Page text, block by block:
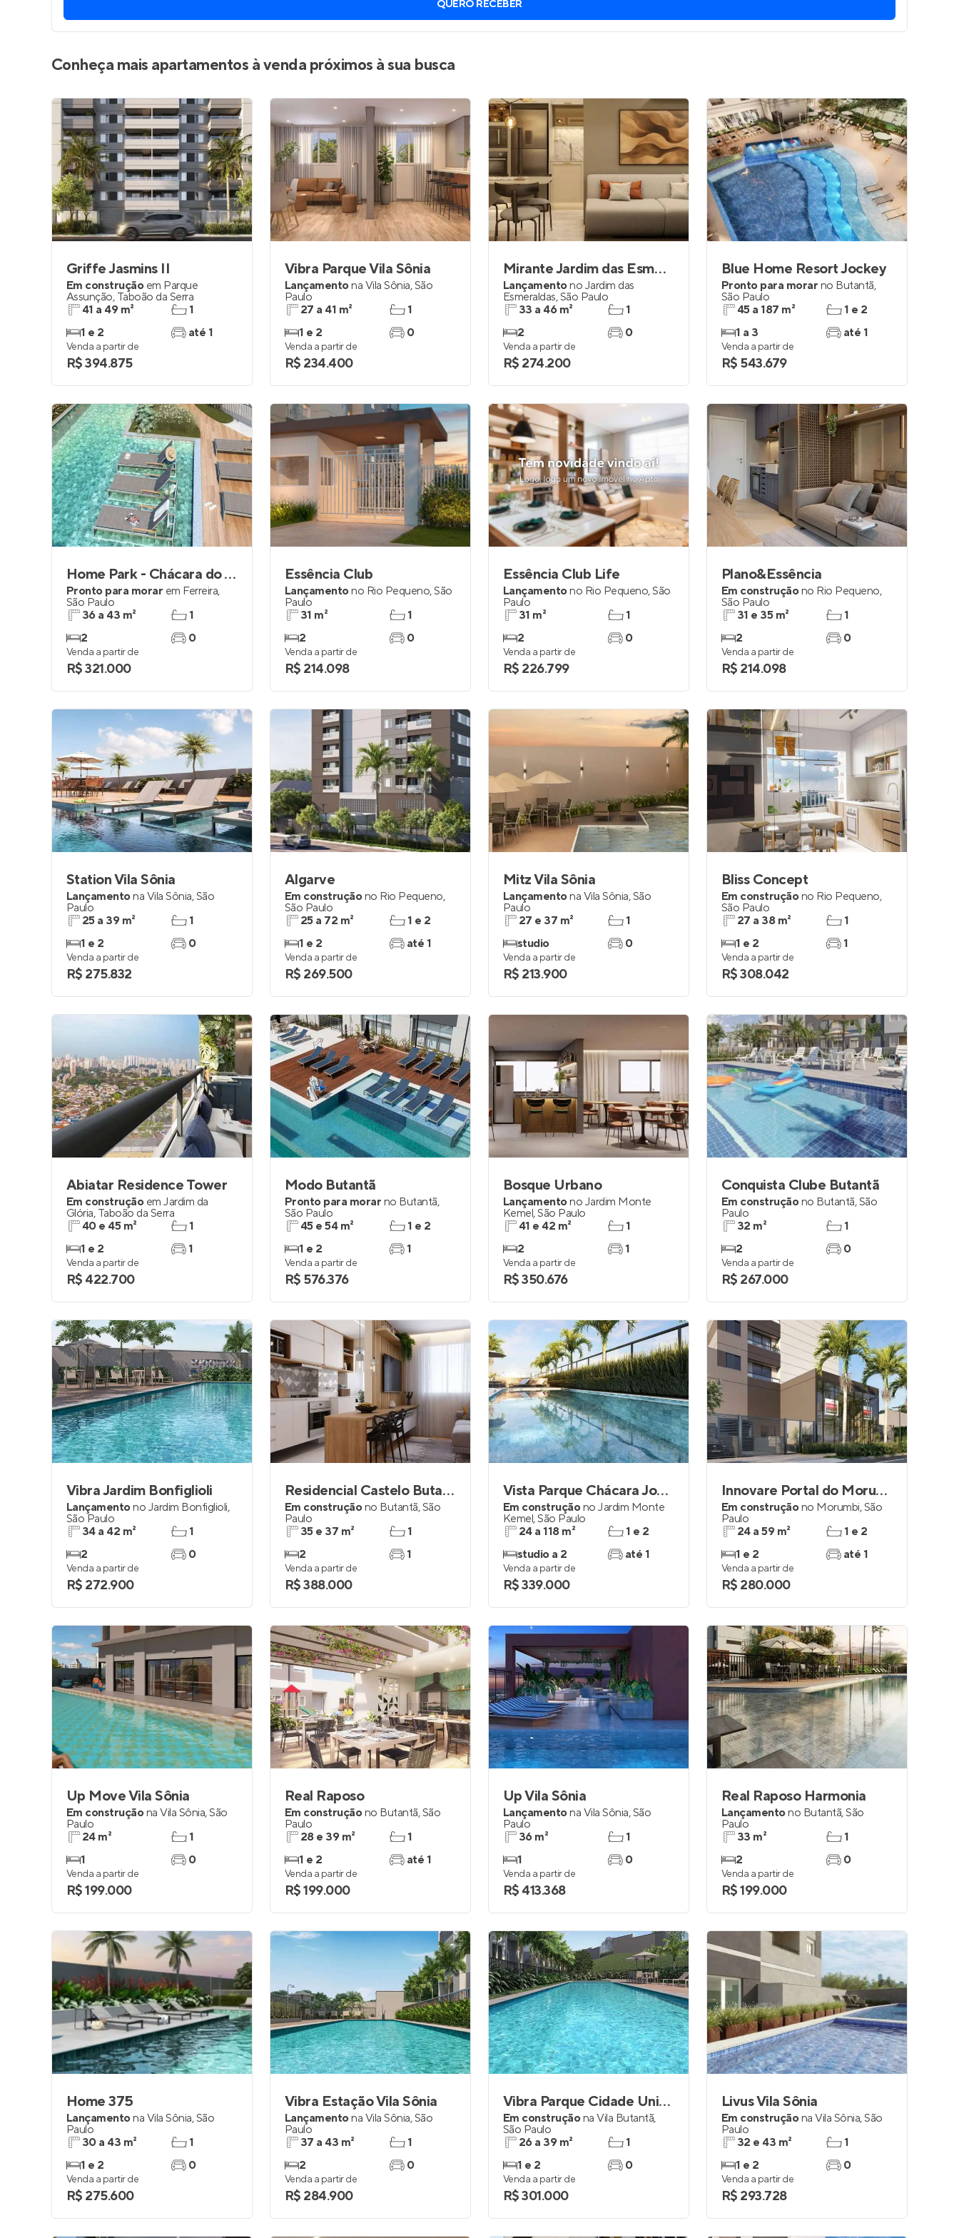
Entrar no Painel de Clientes
QUERO RECEBER
Conheça mais apartamentos à venda próximos à sua busca
Griffe Jasmins II
Em construção em Parque
Assunção, Taboão da Serra
41 a 49 m²
1 e 2
1
até 1
Venda a partir de
R$ 394.875
Vibra Parque Vila Sônia
Lançamentona Vila Sônia,São
Paulo
27 a 41 m²
1 e 2
1
0
Venda a partir de
R$ 234.400
Mirante Jardim das Esmeraldas
Lançamentono Jardim das
Esmeraldas,São Paulo
33 a 46 m²
2
1
0
Venda a partir de
R$ 274.200
Blue Home Resort Jockey
Pronto para morar no Butantã,
São Paulo
45 a 187 m²
1 a 3
1 e 2
até 1
Venda a partir de
R$ 543.679
Home Park - Chácara do Jockey
Pronto para morar em Ferreira,
São Paulo
36 a 43 m²
2
1
0
Venda a partir de
R$ 321.000
Essência Club
Lançamentono Rio Pequeno,São
Paulo
31 m²
2
1
0
Venda a partir de
R$ 214.098
Essência Club Life
Lançamentono Rio Pequeno,São
Paulo
31 m²
2
1
0
Venda a partir de
R$ 226.799
Plano&Essência
Em construçãono Rio Pequeno,
São Paulo
31 e 35 m²
2
1
0
Venda a partir de
R$ 214.098
Station Vila Sônia
Lançamentona Vila Sônia,São
Paulo
25 a 39 m²
1 e 2
1
0
Venda a partir de
R$ 275.832
Algarve
Em construçãono Rio Pequeno,
São Paulo
25 a 72 m²
1 e 2
1 e 2
até 1
Venda a partir de
R$ 269.500
Mitz Vila Sônia
Lançamentona Vila Sônia,São
Paulo
27 e 37 m²
studio
1
0
Venda a partir de
R$ 213.900
Bliss Concept
Em construçãono Rio Pequeno,
São Paulo
27 a 38 m²
1 e 2
1
1
Venda a partir de
R$ 308.042
Abiatar Residence Tower
Em construção em Jardim da
Glória, Taboão da Serra
40 e 45 m²
1 e 2
1
1
Venda a partir de
R$ 422.700
Modo Butantã
Pronto para morar no Butantã,
São Paulo
45 e 54 m²
1 e 2
1 e 2
1
Venda a partir de
R$ 576.376
Bosque Urbano
Lançamentono Jardim Monte
Kemel,São Paulo
41 e 42 m²
2
1
1
Venda a partir de
R$ 350.676
Conquista Clube Butantã
Em construçãono Butantã,São
Paulo
32 m²
2
1
0
Venda a partir de
R$ 267.000
Vibra Jardim Bonfiglioli
Lançamentono Jardim Bonfiglioli,
São Paulo
34 a 42 m²
2
1
0
Venda a partir de
R$ 272.900
Residencial Castelo Butantã
Em construçãono Butantã,São
Paulo
35 e 37 m²
2
1
1
Venda a partir de
R$ 388.000
Vista Parque Chácara Joquey
Em construçãono Jardim Monte
Kemel,São Paulo
24 a 118 m²
studio a 2
1 e 2
até 1
Venda a partir de
R$ 339.000
Innovare Portal do Morumbi
Em construçãono Morumbi,São
Paulo
24 a 59 m²
1 e 2
1 e 2
até 1
Venda a partir de
R$ 280.000
Up Move Vila Sônia
Em construçãona Vila Sônia,São
Paulo
24 m²
1
1
0
Venda a partir de
R$ 199.000
Real Raposo
Em construçãono Butantã,São
Paulo
28 e 39 m²
1 e 2
1
até 1
Venda a partir de
R$ 199.000
Up Vila Sônia
Lançamentona Vila Sônia,São
Paulo
36 m²
1
1
0
Venda a partir de
R$ 413.368
Real Raposo Harmonia
Lançamentono Butantã,São
Paulo
33 m²
2
1
0
Venda a partir de
R$ 199.000
Home 375
Lançamentona Vila Sônia,São
Paulo
30 a 43 m²
1 e 2
1
0
Venda a partir de
R$ 275.600
Vibra Estação Vila Sônia
Lançamentona Vila Sônia,São
Paulo
37 a 43 m²
2
1
0
Venda a partir de
R$ 284.900
Vibra Parque Cidade Universitária
Em construçãona Vila Butantã,
São Paulo
26 a 39 m²
1 e 2
1
0
Venda a partir de
R$ 301.000
Livus Vila Sônia
Em construçãona Vila Sônia,São
Paulo
32 e 43 m²
1 e 2
1
0
Venda a partir de
R$ 293.728